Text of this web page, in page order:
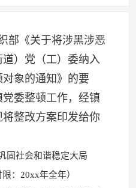
部《关于将涉黑涉恶
）党（工）委纳入
象的通知》的要
委整顿工作，经镇
整改方案印发给你
固社会和谐稳定大局
：20xx年全年）